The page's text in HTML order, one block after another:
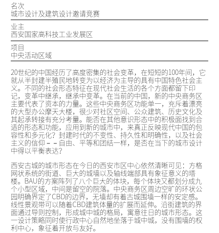
名次
城市设计及建筑设计邀请竞赛
业主
西安国家高科技工业发展区
项目
中央活动区域
20世纪的中国经历了高度密集的社会变革，在短短的100年间，它
就从半封建半殖民地转变为以经济为主导的具有中国特色社会主
义。不同的社会形态特征在现代社会生活的各个方面都留下印
记，变革中继承，继承中变革。在当前的中国，新的中央商务区
主要代表了资本的力量。这些中央商务区功能单一，充斥着漂亮
的大型办公摩天大楼，很少对社区空间、公众建筑、历史文化及
其起承转接有充分考量。能否在其他意识形态中的积极面找到合
适的形态和功能，应用到新的城市中，来真正反映现代中国的包
容性和多元化？封建时代的不变性、持久性和明确性，以及社会
主义的信仰－－自由、平等和团结一样，是否在当下的城市设计
中得以平衡表达？
西安古城的城市形态在今日的西安市区中心依然清晰可见：方格
网状系统的街道、巨大的城墙以及轴线端部具有象征意义的塔
楼。BAU的方案阵列了八个巨大的体块，每个体块又都划分成九
个小型区域，中间是留空的院落。中央商务区周边空旷的环状公
园明确界定了CBD的边界，无墙却有着古城围墙一样的安定感。
线性景观带可以随着CBD建筑体量的扩展而延伸。沿街建筑的界
面通过导则控制，形成城中城的格局，寓意往日的城市形态。这
一设计策略同时使行政中心自然地坐落于城中城，没有围墙的权
利中心，象征着开放与友好。